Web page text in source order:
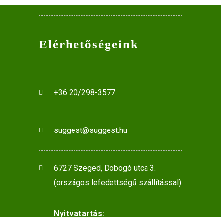
Elérhetőségeink
+36 20/298-3577
suggest@suggest.hu
6727 Szeged, Dobogó utca 3.
(országos lefedettségű szállítással)
Nyitvatartás: